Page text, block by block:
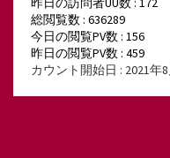
総閲覧数 : 636289
今日の閲覧PV数 : 156
昨日の閲覧PV数 : 459
カウント開始日 : 2021年